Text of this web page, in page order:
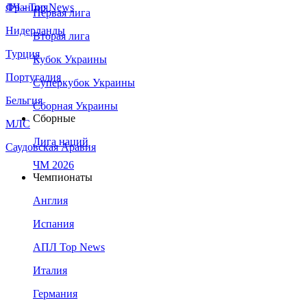
Франция
Нидерланды
Турция
Португалия
Бельгия
МЛС
Саудовская Аравия
ЛЧ - Top News
Первая лига
Вторая лига
Кубок Украины
Суперкубок Украины
Сборная Украины
Сборные
Лига наций
ЧМ 2026
Чемпионаты
Англия
Испания
АПЛ Top News
Италия
Германия